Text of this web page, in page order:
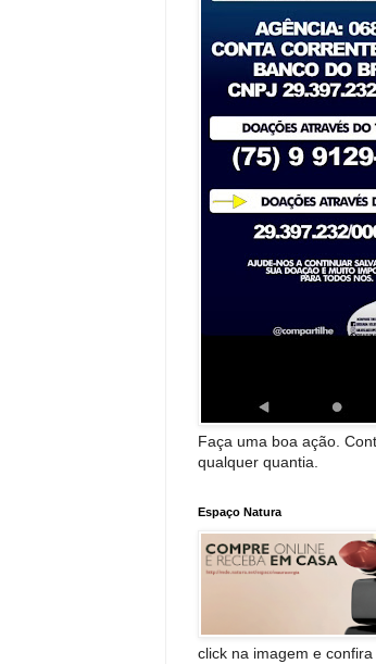
Faça uma boa ação.
qualquer quantia.
Espaço Natura
click na imagem e